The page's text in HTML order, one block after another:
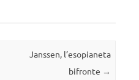
Janssen, l’esopianeta
bifronte →